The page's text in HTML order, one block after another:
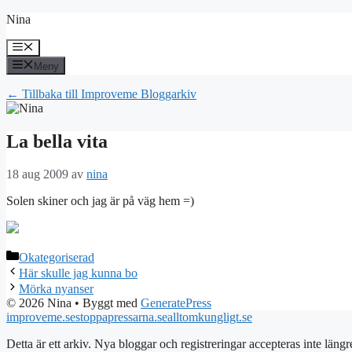
Hoppa
innehåll
Nina
Meny
Meny
← Tillbaka till Improveme Bloggarkiv
La bella vita
18 aug 2009 av nina
Solen skiner och jag är på väg hem =)
Kategorier
Okategoriserad
Här skulle jag kunna bo
Mörka nyanser
© 2026 Nina • Byggt med GeneratePress
improveme.sestoppapressarna.sealltomkungligt.se
Detta är ett arkiv. Nya bloggar och registreringar accepteras inte